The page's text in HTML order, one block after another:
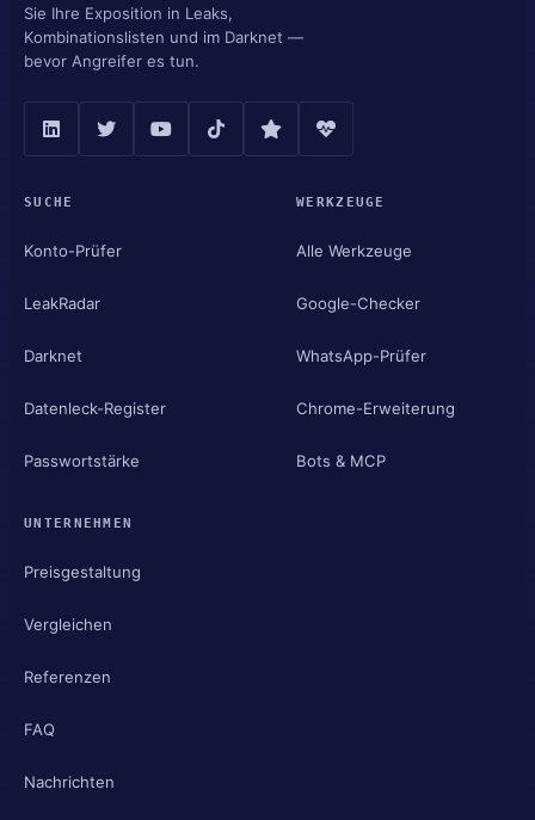
Sie Ihre Exposition in Leaks,
Kombinationslisten und im Darknet —
bevor Angreifer es tun.
SUCHE
Konto-Prüfer
LeakRadar
Darknet
Datenleck-Register
Passwortstärke
WERKZEUGE
Alle Werkzeuge
Google-Checker
WhatsApp-Prüfer
Chrome-Erweiterung
Bots & MCP
UNTERNEHMEN
Preisgestaltung
Vergleichen
Referenzen
FAQ
Nachrichten